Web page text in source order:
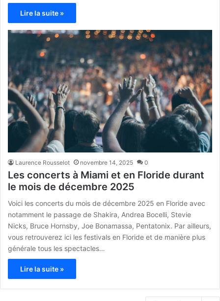
Lire la suite »
Laurence Rousselot novembre 14, 2025 0
Les concerts à Miami et en Floride durant
le mois de décembre 2025
Voici les concerts du mois de décembre 2025 en Floride avec
notamment le passage de Shakira, Andrea Bocelli, Stevie
Nicks, Bruce Hornsby, Joe Bonamassa, Pentatonix. Par ailleurs,
vous retrouverez ici les festivals en Floride et de manière plus
générale tous les spectacles…
Lire la suite »